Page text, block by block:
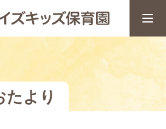
たより